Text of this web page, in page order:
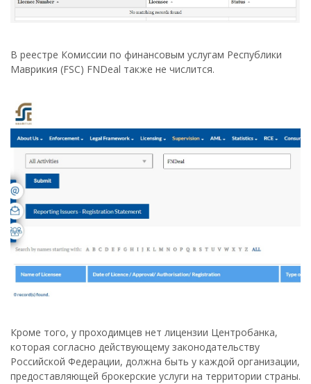
В реестре Комиссии по финансовым услугам Республики
Маврикия (FSC) FNDeal также не числится.
Кроме того, у проходимцев нет лицензии Центробанка,
которая согласно действующему законодательству
Российской Федерации, должна быть у каждой организации,
предоставляющей брокерские услуги на территории страны.